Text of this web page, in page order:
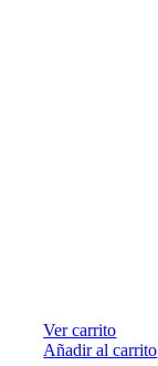
Ver carrito
Añadir al carrito